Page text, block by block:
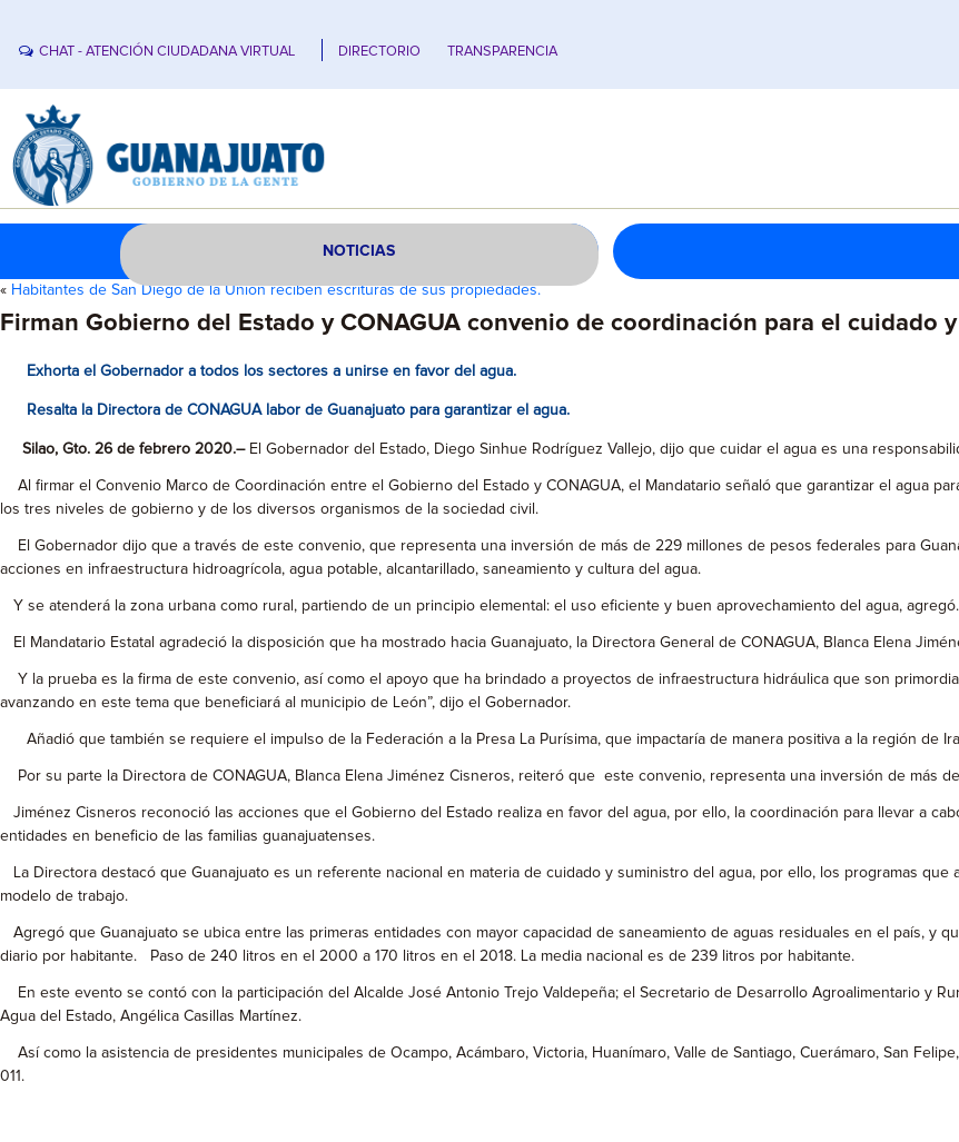
CHAT - ATENCIÓN CIUDADANA VIRTUAL DIRECTORIO TRANSPARENCIA
NOTICIAS
« Habitantes de San Diego de la Unión reciben escrituras de sus propiedades.
Firman Gobierno del Estado y CONAGUA convenio de coordinación para el cuidado
Exhorta el Gobernador a todos los sectores a unirse en favor del agua.
Resalta la Directora de CONAGUA labor de Guanajuato para garantizar el agua.
Silao, Gto. 26 de febrero 2020.–El Gobernador del Estado, Diego Sinhue Rodríguez Vallejo, dijo que cuidar el agua es una
Al firmar el Convenio Marco de Coordinación entre el Gobierno del Estado y CONAGUA, el Mandatario señaló que garantizar el agua
los tres niveles de gobierno y de los diversos organismos de la sociedad civil.
El Gobernador dijo que a través de este convenio, que representa una inversión de más de 229 millones de pesos federales para
acciones en infraestructura hidroagrícola, agua potable, alcantarillado, saneamiento y cultura del agua.
Y se atenderá la zona urbana como rural, partiendo de un principio elemental: el uso eficiente y buen aprovechamiento del agua, agregó.
El Mandatario Estatal agradeció la disposición que ha mostrado hacia Guanajuato, la Directora General de CONAGUA, Blanca Elena
Y la prueba es la firma de este convenio, así como el apoyo que ha brindado a proyectos de infraestructura hidráulica que son
avanzando en este tema que beneficiará al municipio de León”, dijo el Gobernador.
Añadió que también se requiere el impulso de la Federación a la Presa La Purísima, que impactaría de manera positiva a la región de
Por su parte la Directora de CONAGUA, Blanca Elena Jiménez Cisneros, reiteró que este convenio, representa una inversión de más
Jiménez Cisneros reconoció las acciones que el Gobierno del Estado realiza en favor del agua, por ello, la coordinación para llevar a
entidades en beneficio de las familias guanajuatenses.
La Directora destacó que Guanajuato es un referente nacional en materia de cuidado y suministro del agua, por ello, los programas
modelo de trabajo.
Agregó que Guanajuato se ubica entre las primeras entidades con mayor capacidad de saneamiento de aguas residuales en el país, y
diario por habitante. Paso de 240 litros en el 2000 a 170 litros en el 2018. La media nacional es de 239 litros por habitante.
En este evento se contó con la participación del Alcalde José Antonio Trejo Valdepeña; el Secretario de Desarrollo Agroalimentario y
Agua del Estado, Angélica Casillas Martínez.
Así como la asistencia de presidentes municipales de Ocampo, Acámbaro, Victoria, Huanímaro, Valle de Santiago, Cuerámaro, San
011.